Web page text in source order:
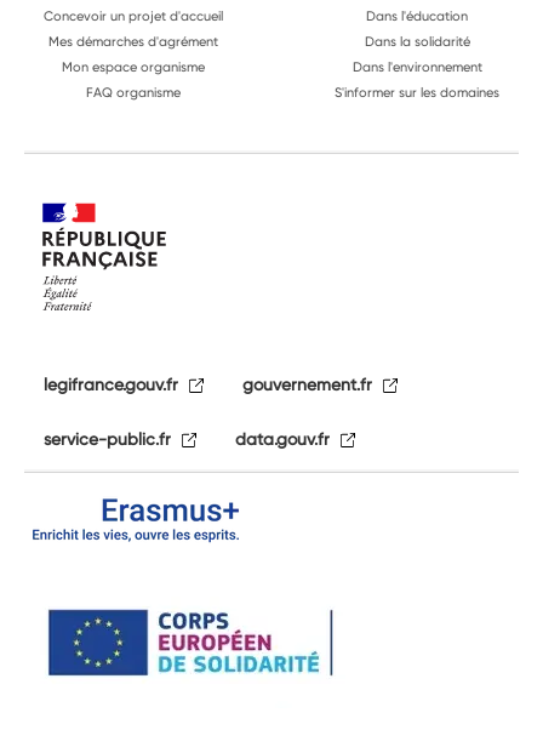
Concevoir un projet d'accueil
Mes démarches d'agrément
Mon espace organisme
FAQ organisme
Dans l'éducation
Dans la solidarité
Dans l'environnement
S'informer sur les domaines
legifrance.gouv.fr gouvernement.fr
service-public.fr data.gouv.fr